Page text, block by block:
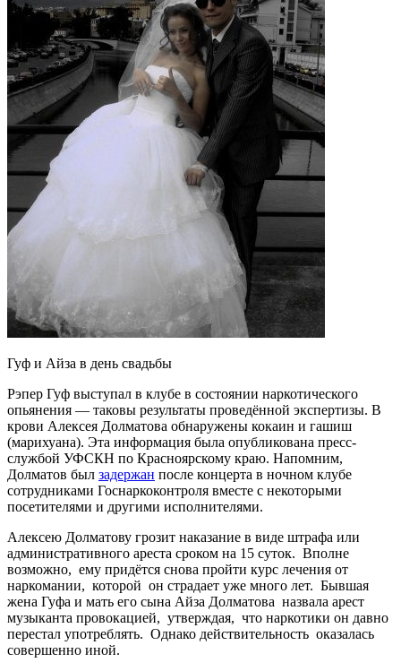
Гуф и Айза в день свадьбы
Рэпер Гуф выступал в клубе в состоянии наркотического
опьянения — таковы результаты проведённой экспертизы. В
крови Алексея Долматова обнаружены кокаин и гашиш
(марихуана). Эта информация была опубликована пресс-
службой УФСКН по Красноярскому краю. Напомним,
Долматов был задержан после концерта в ночном клубе
сотрудниками Госнаркоконтроля вместе с некоторыми
посетителями и другими исполнителями.
Алексею Долматову грозит наказание в виде штрафа или
административного ареста сроком на 15 суток. Вполне
возможно, ему придётся снова пройти курс лечения от
наркомании, которой он страдает уже много лет. Бывшая
жена Гуфа и мать его сына Айза Долматова назвала арест
музыканта провокацией, утверждая, что наркотики он давно
перестал употреблять. Однако действительность оказалась
совершенно иной.